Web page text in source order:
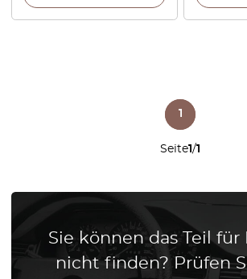
Seite1/1
1
Sie können das Teil für
nicht finden? Prüfen